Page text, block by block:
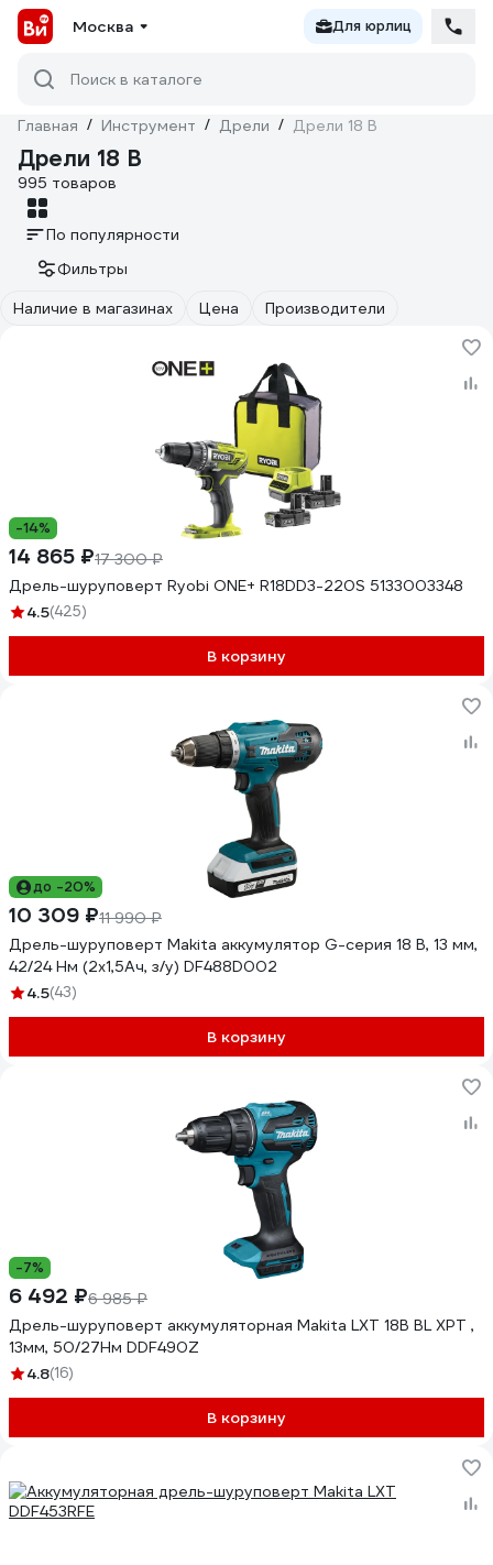
Москва Для юрлиц
Поиск в каталоге
Главная / Инструмент / Дрели / Дрели 18 В
Дрели 18 В
995 товаров
По популярности
Фильтры
Наличие в магазинах
Цена Производители
-14%
14 865 ₽17 300 ₽
Дрель-шуруповерт Ryobi ONE+ R18DD3-220S 5133003348
4.5(425)
В корзину
до -20%
10 309 ₽11 990 ₽
Дрель-шуруповерт Makita аккумулятор G-серия 18 В, 13 мм,
42/24 Нм (2x1,5Ач, з/у) DF488D002
4.5(43)
В корзину
-7%
6 492 ₽6 985 ₽
Дрель-шуруповерт аккумуляторная Makita LXT 18В BL XPT ,
13мм, 50/27Нм DDF490Z
4.8(16)
В корзину